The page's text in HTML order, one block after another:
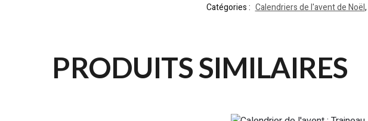
Catégories : Calendriers de l'avent de Noël,
PRODUITS SIMILAIRES